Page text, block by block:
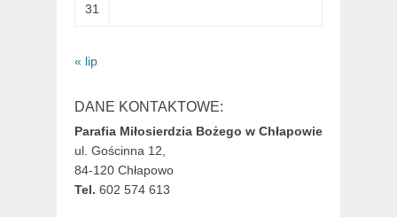
31
« lip
DANE KONTAKTOWE:
Parafia Miłosierdzia Bożego w Chłapowie
ul. Gościnna 12,
84-120 Chłapowo
Tel. 602 574 613